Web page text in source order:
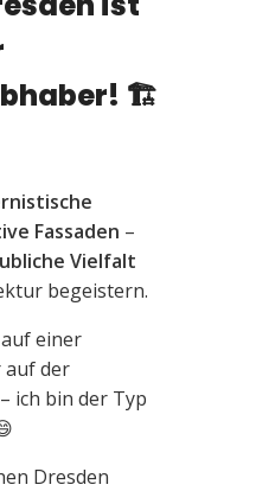
🏗️
Fassaden –
Vielfalt
begeistern.
einer
der
ich bin der Typ
Dresden